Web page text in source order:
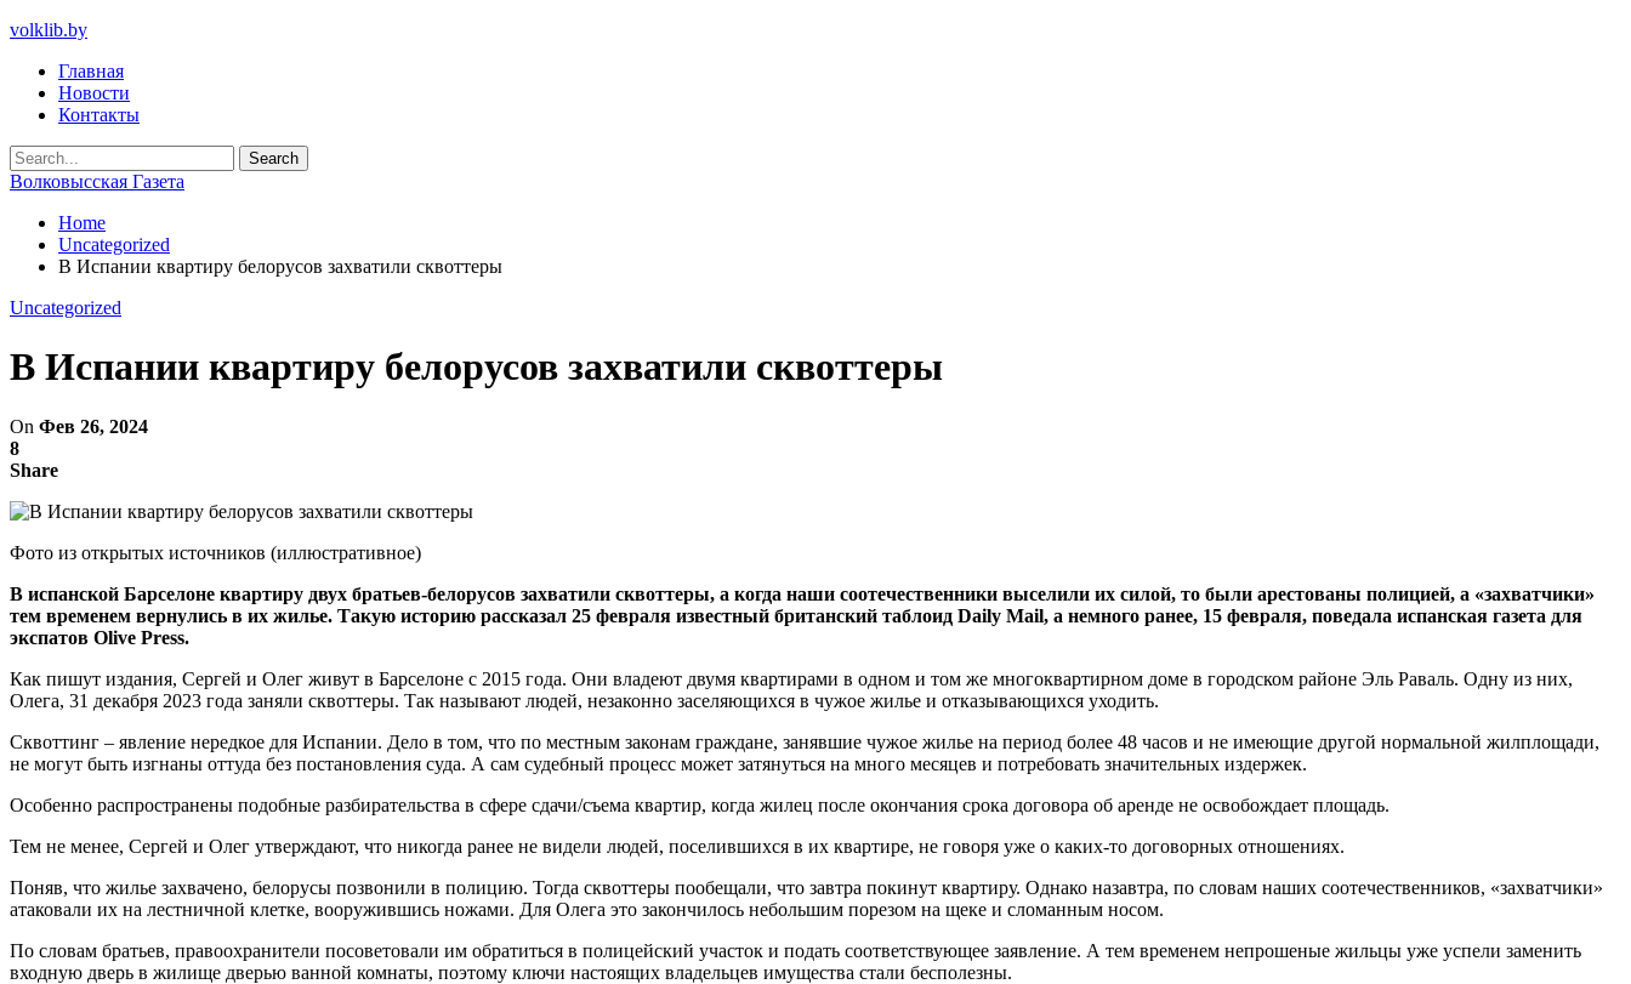
volklib.by
Главная
Новости
Контакты
Волковысская Газета
Home
Uncategorized
В Испании квартиру белорусов захватили сквоттеры
Uncategorized
В Испании квартиру белорусов захватили сквоттеры
On Фев 26, 2024
8
Share
Фото из открытых источников (иллюстративное)
В испанской Барселоне квартиру двух братьев-белорусов захватили сквоттеры, а когда наши соотечественники выселили их силой, то были арестованы полицией, а «захватчики»
тем временем вернулись в их жилье. Такую историю рассказал 25 февраля известный британский таблоид Daily Mail, а немного ранее, 15 февраля, поведала испанская газета для
экспатов Olive Press.
Как пишут издания, Сергей и Олег живут в Барселоне с 2015 года. Они владеют двумя квартирами в одном и том же многоквартирном доме в городском районе Эль Раваль. Одну из них,
Олега, 31 декабря 2023 года заняли сквоттеры. Так называют людей, незаконно заселяющихся в чужое жилье и отказывающихся уходить.
Сквоттинг – явление нередкое для Испании. Дело в том, что по местным законам граждане, занявшие чужое жилье на период более 48 часов и не имеющие другой нормальной жилплощади,
не могут быть изгнаны оттуда без постановления суда. А сам судебный процесс может затянуться на много месяцев и потребовать значительных издержек.
Особенно распространены подобные разбирательства в сфере сдачи/съема квартир, когда жилец после окончания срока договора об аренде не освобождает площадь.
Тем не менее, Сергей и Олег утверждают, что никогда ранее не видели людей, поселившихся в их квартире, не говоря уже о каких-то договорных отношениях.
Поняв, что жилье захвачено, белорусы позвонили в полицию. Тогда сквоттеры пообещали, что завтра покинут квартиру. Однако назавтра, по словам наших соотечественников, «захватчики»
атаковали их на лестничной клетке, вооружившись ножами. Для Олега это закончилось небольшим порезом на щеке и сломанным носом.
По словам братьев, правоохранители посоветовали им обратиться в полицейский участок и подать соответствующее заявление. А тем временем непрошеные жильцы уже успели заменить
входную дверь в жилище дверью ванной комнаты, поэтому ключи настоящих владельцев имущества стали бесполезны.